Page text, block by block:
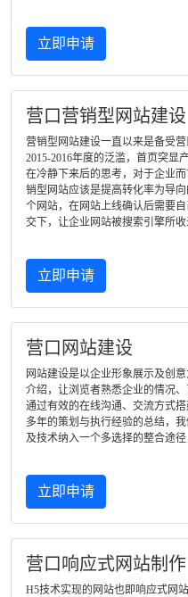
立即申请
营口营销型网站建设
营销型网站建设一直以来是备受
2015-2016年度的泛滥，首页突显
在冷静下来后的思考，对于企业
销型网站应该是提高转化率为导
个网站，在网站上线确认后需要
交下，让企业网站被搜索引擎所收
立即申请
营口网站建设
网站建设是以企业形象展示及创
介绍，让浏览者熟悉企业的情况
通过有效的在线沟通、交流方式
多年的策划与执行经验的总结，
及技术纳入一个多选择的整合途
立即申请
营口响应式网站制作
H5技术实现的网站也即响应式网